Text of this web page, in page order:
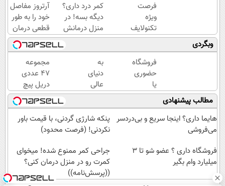
فرصت
ویژه
تکنولایف
برای وام،
150
میلیون با
یک چک
کمر درد داری؟
دیگه بسه! در
منزل درمانش
کن
(◀پرسش‌نامه)
آرتروز مفاصل
خود را به طور
قطعی درمان
کنید!
◗پرسش‌نامه◖
وبگردی
فروشگاه
حضوری
یا
اینترنتی
داری؟
راحت
خدماتت
به
دنیای
عالی
بازار
والکس
خوش
آمدید!
آغاز
کنید!
مجموعه
47 عددی
دریل پیچ
گوشتی
شارژی‌ (با
قیمت
فوق‌العاده)
مطالب پیشنهادی
هایما داری؟ اینجا سریع و بی‌دردسر
می‌فروشی
پنکه شارژی گردنی، با قیمت باور
نکردنی! (فرصت محدود)
فروشگاه داری ؟ عضو شو تا 3
میلیارد وام بگیر
جراحی کمر ممنوع شده! میخوای
کمرت رو در منزل درمان کنی؟
((پرسش‌نامه))